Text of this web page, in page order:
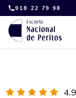
Skip
to
content
918 22 79 98